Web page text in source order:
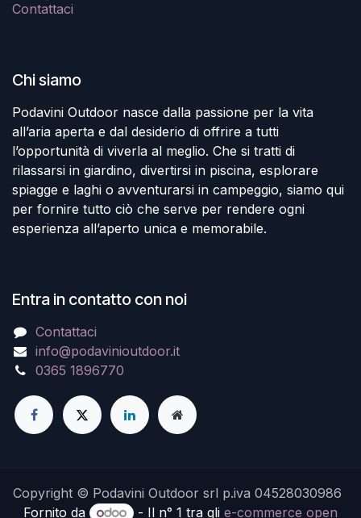
Contattaci
Chi siamo
Podavini Outdoor nasce dalla passione per la vita
all’aria aperta e dal desiderio di offrire a tutti
l’opportunità di viverla al meglio. Che si tratti di
rilassarsi in giardino, divertirsi in piscina, esplorare
spiagge e laghi o avventurarsi in campeggio, siamo qui
per fornire tutto ciò che serve per rendere ogni
esperienza all’aperto unica e memorabile.
Entra in contatto con noi
Contattaci
info@podavinioutdoor.it
0365 1896770
Copyright © Podavini Outdoor srl p.iva 04528030986
Fornito da
- Il n° 1 tra gli e-commerce open